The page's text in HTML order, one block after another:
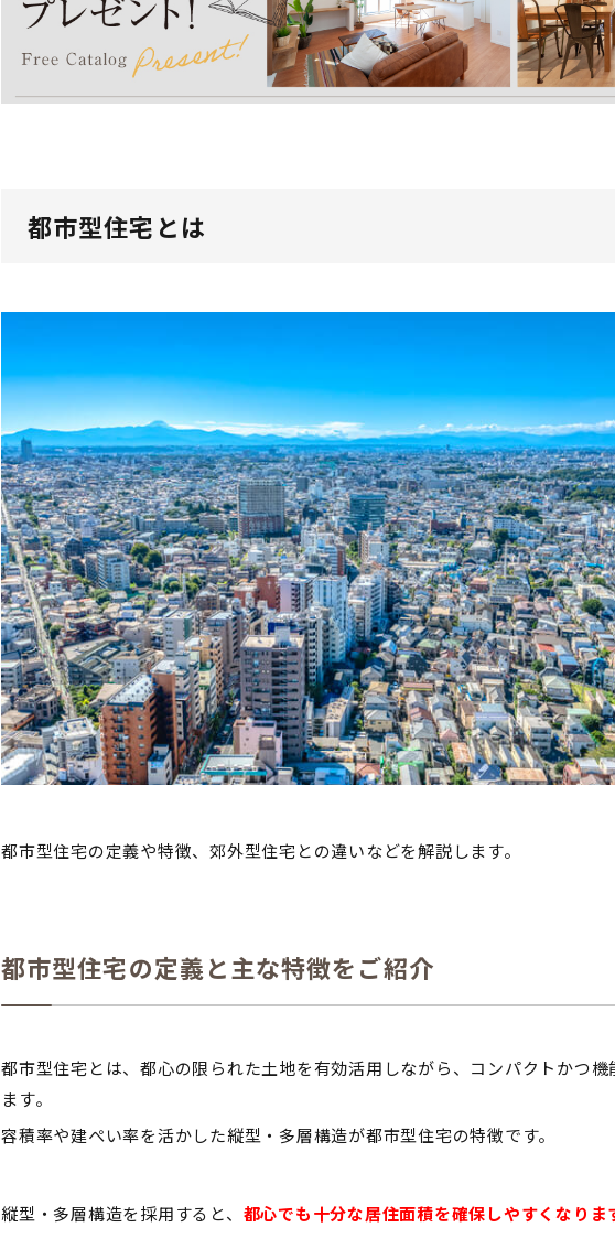
都市型住宅とは
都市型住宅の定義や特徴、郊外型住宅との違いなどを解説します。
都市型住宅の定義と主な特徴をご紹介
都市型住宅とは、都心の限られた土地を有効活用しながら、コンパクトかつ
ます。
容積率や建ぺい率を活かした縦型・多層構造が都市型住宅の特徴です。
縦型・多層構造を採用すると、 都心でも十分な居住面積を確保しやすくなりま